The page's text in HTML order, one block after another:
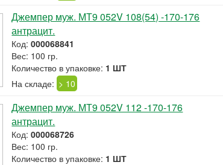
Джемпер муж. МТ9 052V 108(54) -170-176
антрацит.
Код:000068841
Вес: 100 гр.
Количество в упаковке: 1 ШТ
На складе: > 10
Джемпер муж. МТ9 052V 112 -170-176
антрацит.
Код:000068726
Вес: 100 гр.
Количество в упаковке: 1 ШТ